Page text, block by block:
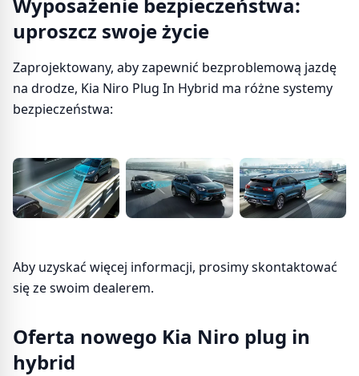
uproszcz swoje życie
Zaprojektowany, aby zapewnić bezproblemową jazdę
na drodze, Kia Niro Plug In Hybrid ma różne systemy
bezpieczeństwa:
Aby uzyskać więcej informacji, prosimy skontaktować
się ze swoim dealerem.
Oferta nowego Kia Niro plug in
hybrid